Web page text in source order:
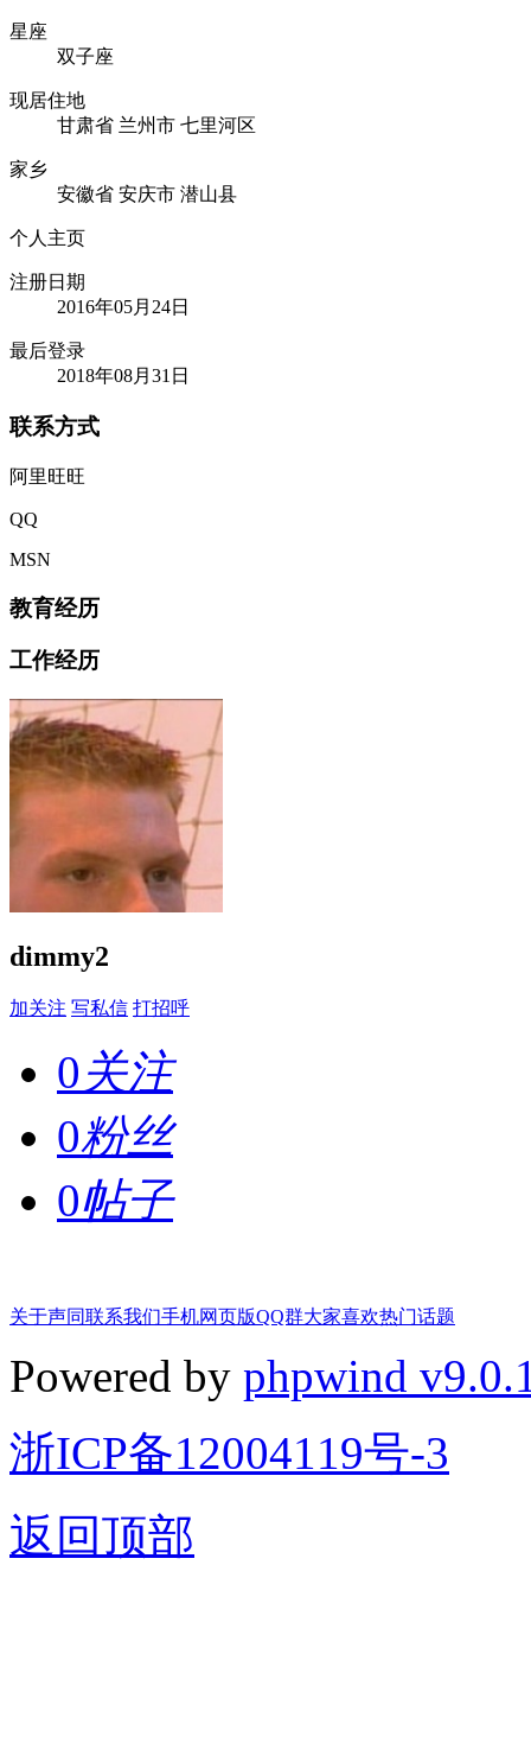
星座
双子座
现居住地
甘肃省 兰州市 七里河区
家乡
安徽省 安庆市 潜山县
个人主页
注册日期
2016年05月24日
最后登录
2018年08月31日
联系方式
阿里旺旺
QQ
MSN
教育经历
工作经历
dimmy2
加关注 写私信 打招呼
0关注
0粉丝
0帖子
关于声同联系我们手机网页版QQ群大家喜欢热门话题
Powered by phpwind
浙ICP备12004119号-3
返回顶部